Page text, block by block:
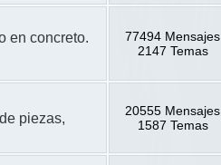
en concreto.
77494 Mensajes
2147 Temas
piezas,
20555 Mensajes
1587 Temas